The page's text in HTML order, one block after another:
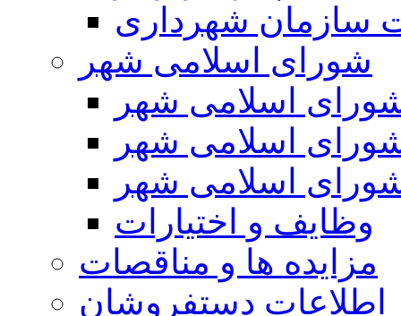
سازمان شهرداری
شورای اسلامی شهر
اسلامی شهر
اسلامی شهر
اسلامی شهر
وظایف و اختیارات
مزایده ها و مناقصات
اطلاعات دستفروشان